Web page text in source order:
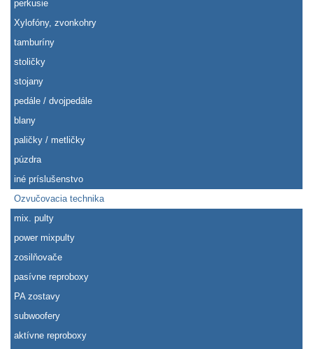
perkusie
Xylofóny, zvonkohry
tamburíny
stoličky
stojany
pedále / dvojpedále
blany
paličky / metličky
púzdra
iné príslušenstvo
Ozvučovacia technika
mix. pulty
power mixpulty
zosilňovače
pasívne reproboxy
PA zostavy
subwoofery
aktívne reproboxy